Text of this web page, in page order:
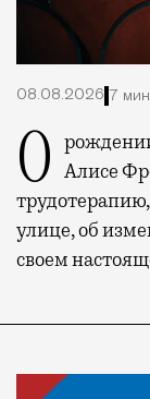
08.08.2026 7
О рождении за границей благодаря бабушке Алисе
улице, об
своем